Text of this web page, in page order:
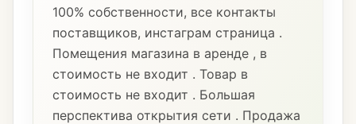
100% собственности, все контакты
поставщиков, инстаграм страница .
Помещения магазина в аренде , в
стоимость не входит . Товар в
стоимость не входит . Большая
перспектива открытия сети . Продажа